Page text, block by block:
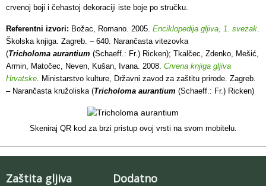
crvenoj boji i čehastoj dekoraciji iste boje po stručku.
Referentni izvori: Božac, Romano. 2005. Enciklopedija gljiva, 1. svezak.
Školska knjiga. Zagreb. – 640. Narančasta vitezovka
(Tricholoma aurantium (Schaeff.: Fr.) Ricken); Tkalčec, Zdenko, Mešić,
Armin, Matočec, Neven, Kušan, Ivana. 2008. Crvena knjiga gljiva
Hrvatske. Ministarstvo kulture, Državni zavod za zaštitu prirode. Zagreb.
– Narančasta kružoliska (Tricholoma aurantium (Schaeff.: Fr.) Ricken)
Skeniraj QR kod za brzi pristup ovoj vrsti na svom mobitelu.
Zaštita gljiva Dodatno